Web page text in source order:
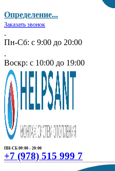
Определение...
Заказать звонок
.
Пн-Сб: с 9:00 до 20:00
.
Воскр: с 10:00 до 19:00
ПН-СБ 09:00 - 20:00
+7 (978) 515 999 7